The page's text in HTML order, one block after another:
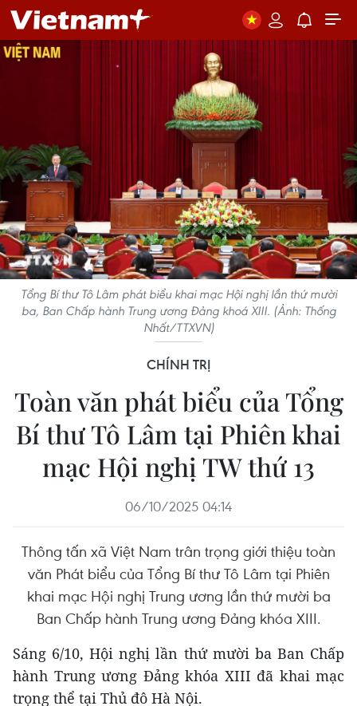
Tổng Bí thư Tô Lâm phát biểu khai mạc Hội nghị lần thứ mười
ba, Ban Chấp hành Trung ương Đảng khoá XIII. (Ảnh: Thống
Nhất/TTXVN)
CHÍNH TRỊ
Toàn văn phát biểu của Tổng
Bí thư Tô Lâm tại Phiên khai
mạc Hội nghị TW thứ 13
06/10/2025 04:14
Thông tấn xã Việt Nam trân trọng giới thiệu toàn
văn Phát biểu của Tổng Bí thư Tô Lâm tại Phiên
khai mạc Hội nghị Trung ương lần thứ mười ba
Ban Chấp hành Trung ương Đảng khóa XIII.
Sáng 6/10, Hội nghị lần thứ mười ba Ban Chấp
hành Trung ương Đảng khóa XIII đã khai mạc
trọng thể tại Thủ đô Hà Nội.